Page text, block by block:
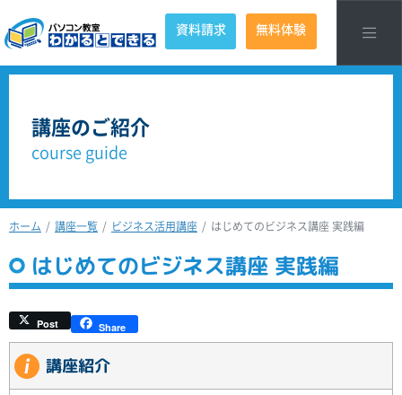
資料請求 無料体験
講座のご紹介
course guide
ホーム 講座一覧 ビジネス活用講座 はじめてのビジネス講座 実践編
はじめてのビジネス講座 実践編
Post Share
講座紹介